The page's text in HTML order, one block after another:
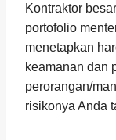
Kontraktor
portofolio
menetapkan
keamanan dan
perorangan/
risikonya Anda